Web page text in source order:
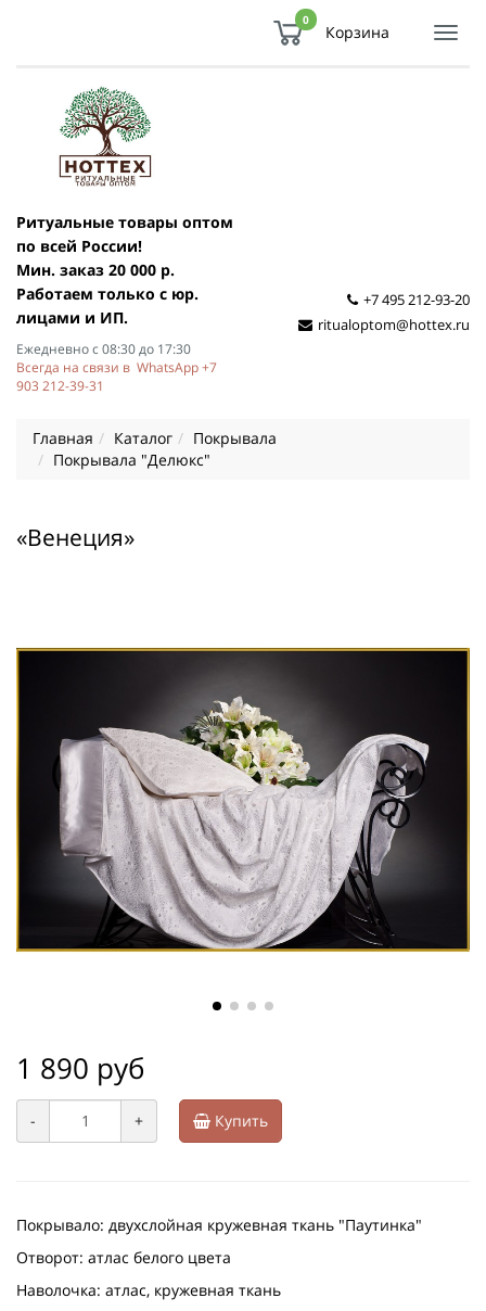
0
Корзина
Ритуальные товары оптом
по всей России!
Мин. заказ 20 000 р.
Работаем только с юр.
лицами и ИП.
Ежедневно с 08:30 до 17:30
Всегда на связи в WhatsApp +7
903 212-39-31
+7 495 212-93-20
ritualoptom@hottex.ru
Главная Каталог
Покрывала
Покрывала "Делюкс"
«Венеция»
1 890 руб
- + Купить
Покрывало: двухслойная кружевная ткань "Паутинка"
Отворот: атлас белого цвета
Наволочка: атлас, кружевная ткань